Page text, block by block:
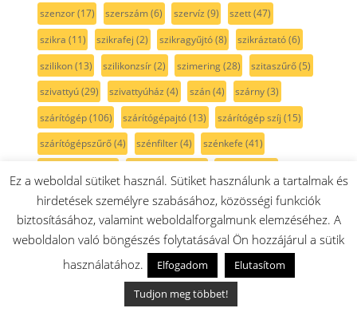
szenzor(17) szerszám(6) szervíz (9) szett(47)
szikra (11) szikrafej (2) szikragyűjtó(8) szikráztató(6)
szilikon(13) szilikonzsír(2) szimering(28) szitaszűrő(5)
szivattyú(29) szivattyúház (4) szán(4) szárny(3)
szárítógép(106) szárítógépajtó(13) szárítógép szíj (15)
szárítógépszűrő(4) szénfilter(4) szénkefe (41)
Szíj (25) szíjfeszítő(3) színtelen(10) szívócső (7)
szívófej(92) szórófej(3) szórókar(9) szögcsiszoló(1)
szögfúró (1) szögpolírozó (1) szöszszedő(3)
szöszszűrő(5) szürke (36) szűkítő(2) szűrő(175)
sárga(3) sín(5) sótartály
Ez a weboldal sütiket használ. Sütiket használunk a tartalmak és
hirdetések személyre szabásához, közösségi funkciók
biztosításához, valamint weboldalforgalmunk elemzéséhez. A
weboldalon való böngészés folytatásával Ön hozzájárul a sütik
használatához.
Elfogadom
Elutasítom
Tudjon meg többet!